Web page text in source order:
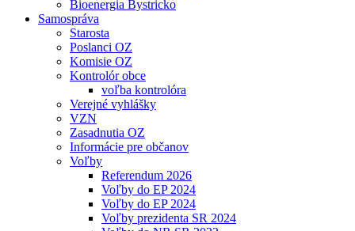
Bioenergia Bystricko
Samospráva
Starosta
Poslanci OZ
Komisie OZ
Kontrolór obce
voľba kontrolóra
Verejné vyhlášky
VZN
Zasadnutia OZ
Informácie pre občanov
Voľby
Referendum 2026
Voľby do EP 2024
Voľby do EP 2024
Voľby prezidenta SR 2024